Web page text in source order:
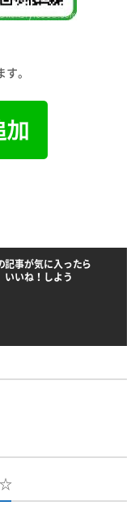
。
記事が気に入ったら
いいね！しよう